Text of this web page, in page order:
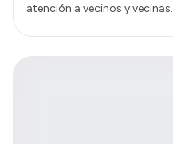
atención a vecinos y vecinas.